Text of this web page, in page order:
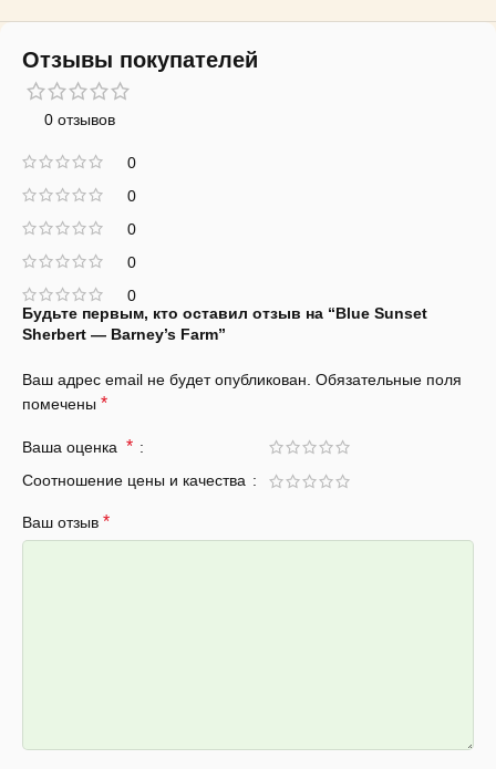
Отзывы покупателей
0 отзывов
0
0
0
0
0
Будьте первым, кто оставил отзыв на “Blue Sunset
Sherbert — Barney’s Farm”
Ваш адрес email не будет опубликован. Обязательные поля
помечены *
Ваша оценка *
Соотношение цены и качества
Ваш отзыв *